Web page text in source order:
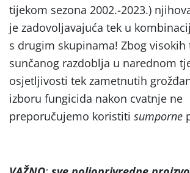
tijekom sezona 2002.-2023.)
je zadovoljavajuća tek u
s drugim skupinama! Zbog
sunčanog razdoblja u narednom
osjetljivosti tek zametnutih
izboru fungicida nakon cvatnje ne
preporučujemo koristiti sumporne